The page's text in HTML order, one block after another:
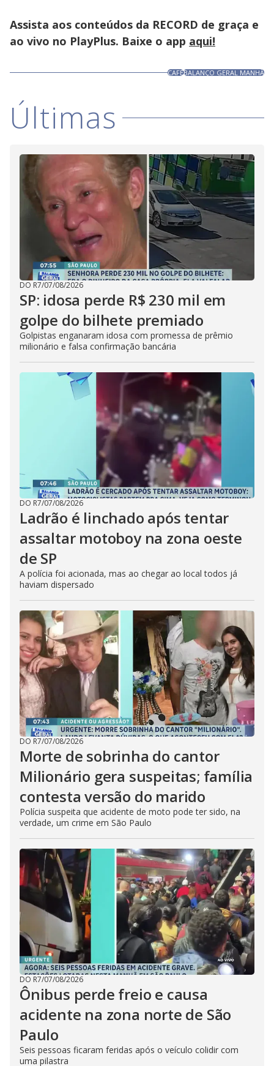
Assista aos conteúdos da RECORD de graça e
ao vivo no PlayPlus. Baixe o app aqui!
CAFÉBALANÇO GERAL MANHÃ
Últimas
DO R7/07/08/2026
SP: idosa perde R$ 230 mil em
golpe do bilhete premiado
Golpistas enganaram idosa com promessa de prêmio
milionário e falsa confirmação bancária
DO R7/07/08/2026
Ladrão é linchado após tentar
assaltar motoboy na zona oeste
de SP
A polícia foi acionada, mas ao chegar ao local todos já
haviam dispersado
DO R7/07/08/2026
Morte de sobrinha do cantor
Milionário gera suspeitas; família
contesta versão do marido
Polícia suspeita que acidente de moto pode ter sido, na
verdade, um crime em São Paulo
DO R7/07/08/2026
Ônibus perde freio e causa
acidente na zona norte de São
Paulo
Seis pessoas ficaram feridas após o veículo colidir com
uma pilastra